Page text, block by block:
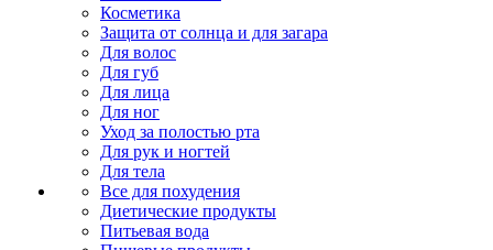
Косметика
Защита от солнца и для загара
Для волос
Для губ
Для лица
Для ног
Уход за полостью рта
Для рук и ногтей
Для тела
Все для похудения
Диетические продукты
Питьевая вода